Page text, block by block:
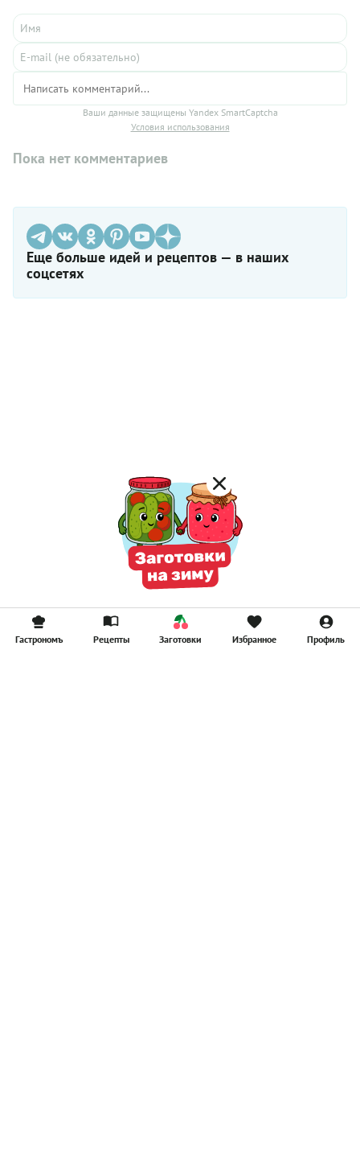
Ваши данные защищены Yandex SmartCaptcha
Условия использования
Пока нет комментариев
Еще больше идей и рецептов — в наших
соцсетях
Гастрономъ Рецепты Заготовки Избранное Профиль